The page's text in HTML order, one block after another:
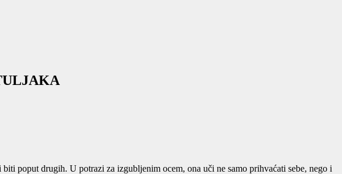
poput drugih. U potrazi za izgubljenim ocem, ona uči ne samo prihvaćati sebe, nego i